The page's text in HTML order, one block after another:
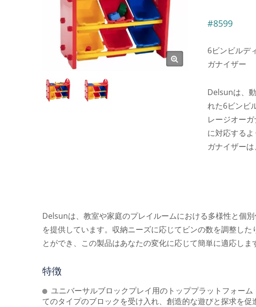
#8599
6ビンビルデ
ガナイザー
Delsunは、
れた6ビンビ
レージオー
に対応する
ガナイザー
Delsunは、教室や家庭のプレイルームにおける多様性と個
を提供しています。収納ニーズに応じてビンの数を調整し
とができ、この製品はあなたの変化に応じて簡単に適応しま
特徴
ユニバーサルブロックプレイ用のトッププラットフォー
てのタイプのブロックを受け入れ、創造的な遊びと探求を促